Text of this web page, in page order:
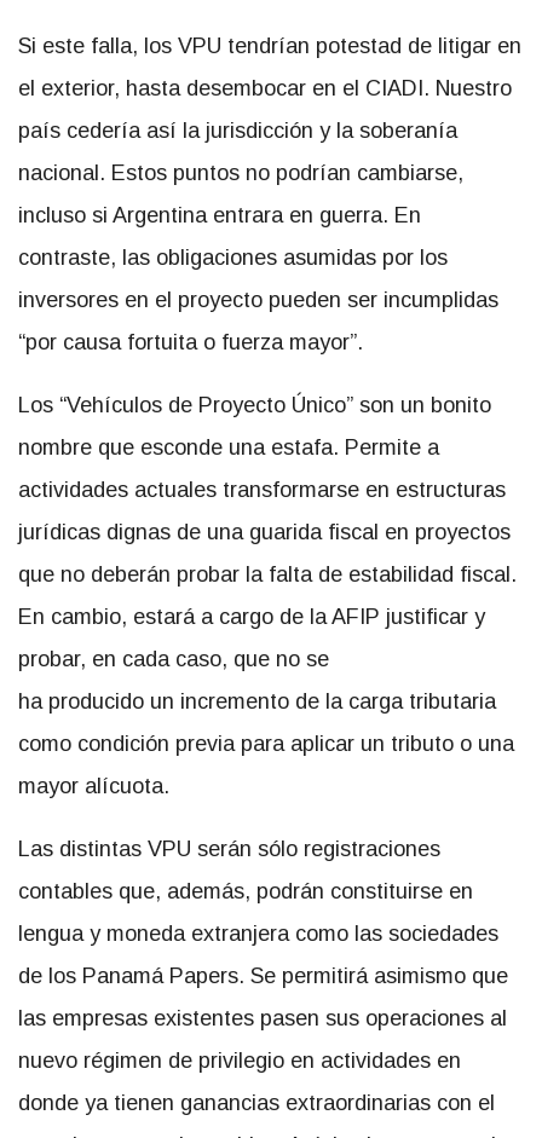
Si este falla, los VPU tendrían potestad de litigar en
el exterior, hasta desembocar en el CIADI. Nuestro
país cedería así la jurisdicción y la soberanía
nacional. Estos puntos no podrían cambiarse,
incluso si Argentina entrara en guerra. En
contraste, las obligaciones asumidas por los
inversores en el proyecto pueden ser incumplidas
“por causa fortuita o fuerza mayor”.
Los “Vehículos de Proyecto Único” son un bonito
nombre que esconde una estafa. Permite a
actividades actuales transformarse en estructuras
jurídicas dignas de una guarida fiscal en proyectos
que no deberán probar la falta de estabilidad fiscal.
En cambio, estará a cargo de la AFIP justificar y
probar, en cada caso, que no se
ha producido un incremento de la carga tributaria
como condición previa para aplicar un tributo o una
mayor alícuota.
Las distintas VPU serán sólo registraciones
contables que, además, podrán constituirse en
lengua y moneda extranjera como las sociedades
de los Panamá Papers. Se permitirá asimismo que
las empresas existentes pasen sus operaciones al
nuevo régimen de privilegio en actividades en
donde ya tienen ganancias extraordinarias con el